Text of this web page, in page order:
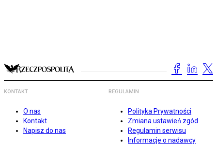
KONTAKT
O nas
Kontakt
Napisz do nas
REGULAMIN
Polityka Prywatności
Zmiana ustawień zgód
Regulamin serwisu
Informacje o nadawcy